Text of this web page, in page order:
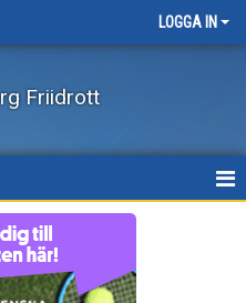
LOGGA IN
Friidrott